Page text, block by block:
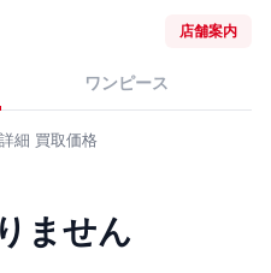
店舗案内
ワンピース
細 買取価格
ません